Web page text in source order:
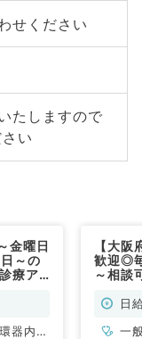
せください
たしますので
い
金曜日
～の
療ア
器内
【大
歓迎◎
～相談
内科／
日
一